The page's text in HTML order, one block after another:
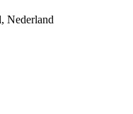
Nederland